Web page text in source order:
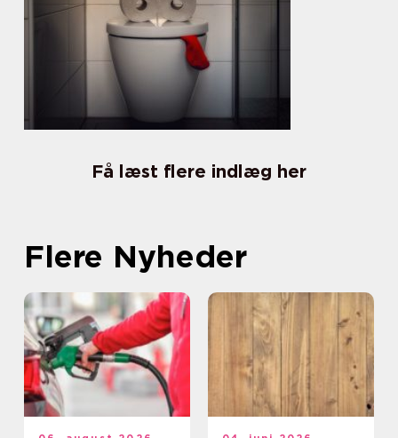
Få læst flere indlæg her
Flere Nyheder